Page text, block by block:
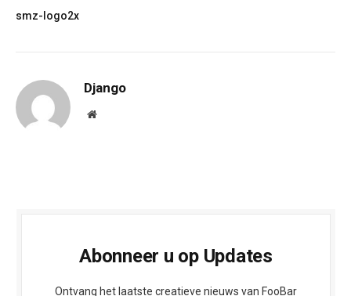
smz-logo2x
Django
Website
Abonneer u op Updates
Ontvang het laatste creatieve nieuws van FooBar